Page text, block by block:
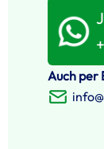
Auch per